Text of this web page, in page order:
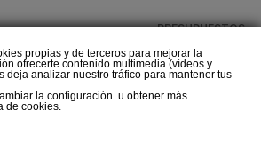
propias y de terceros para mejorar la
ofrecerte contenido multimedia (vídeos y
deja analizar nuestro tráfico para mantener tus
la configuración u obtener más
de cookies.
PRESUPUESTOS